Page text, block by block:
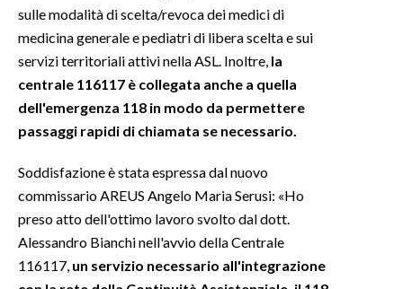
STORE
sulle modalità di scelta/revoca dei medici di
medicina generale e pediatri di libera scelta e sui
servizi territoriali attivi nella ASL. Inoltre, la
centrale 116117 è collegata anche a quella
dell'emergenza 118 in modo da permettere
passaggi rapidi di chiamata se necessario.
Soddisfazione è stata espressa dal nuovo
commissario AREUS Angelo Maria Serusi: «Ho
preso atto dell'ottimo lavoro svolto dal dott.
Alessandro Bianchi nell'avvio della Centrale
116117, un servizio necessario all'integrazione